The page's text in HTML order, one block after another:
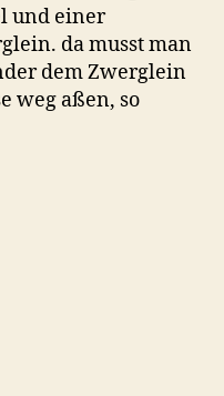
und einer
da musst man
dem Zwerglein
weg aßen, so